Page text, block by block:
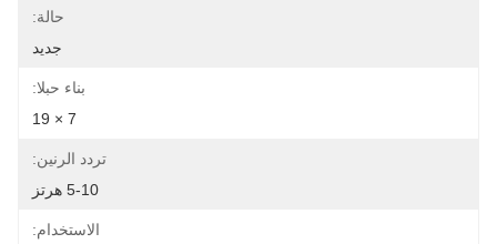
حالة:
جديد
بناء حبلا:
تردد الرنين:
5-10 هرتز
الاستخدام: